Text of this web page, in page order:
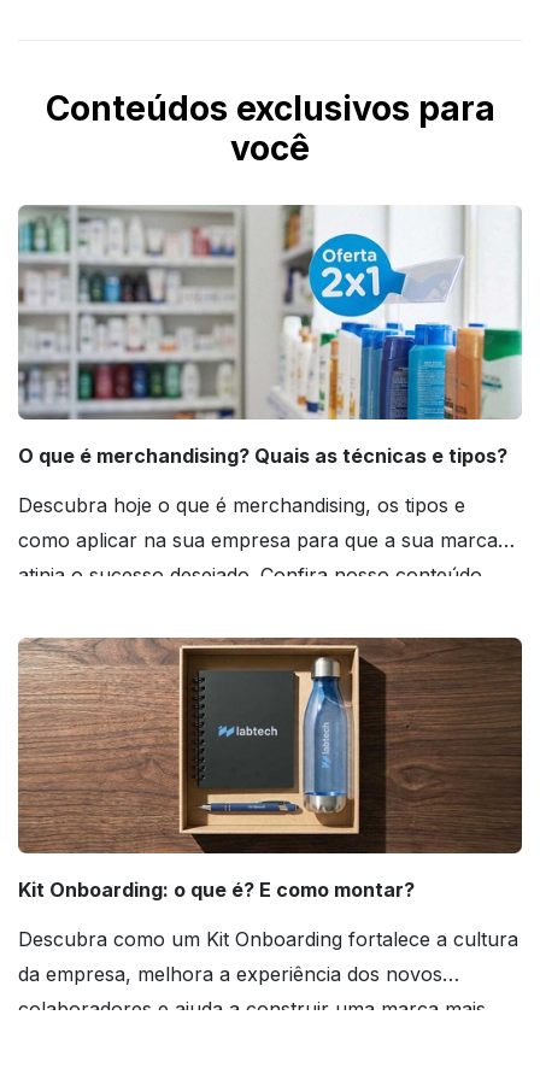
Conteúdos exclusivos para
você
O que é merchandising? Quais as técnicas e tipos?
Descubra hoje o que é merchandising, os tipos e
como aplicar na sua empresa para que a sua marca
atinja o sucesso desejado. Confira nosso conteúdo
Kit Onboarding: o que é? E como montar?
Descubra como um Kit Onboarding fortalece a cultura
da empresa, melhora a experiência dos novos
colaboradores e ajuda a construir uma marca mais